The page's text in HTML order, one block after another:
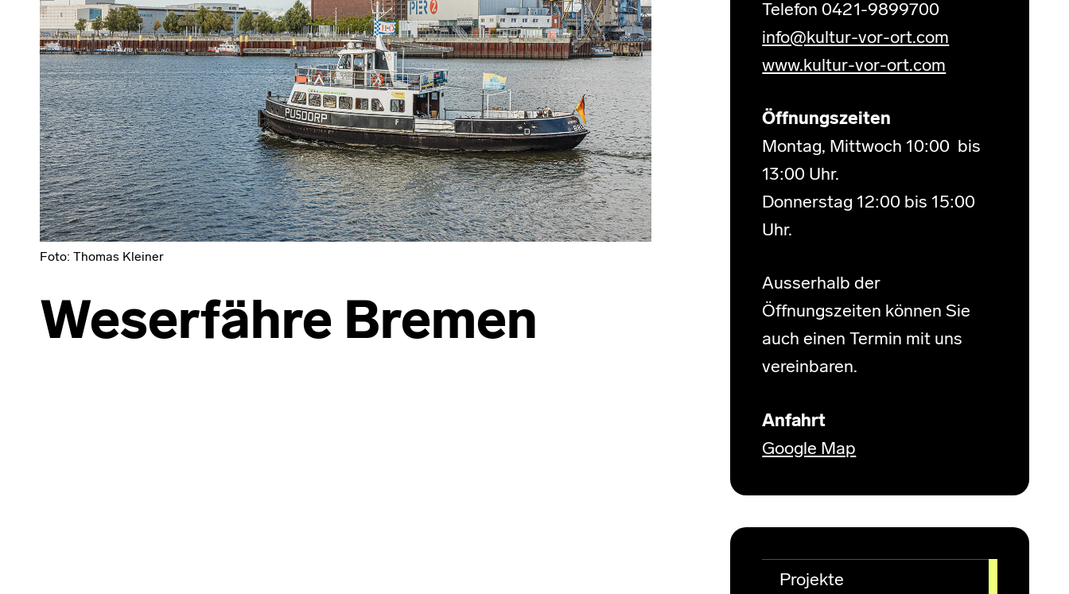
Foto: Thomas Kleiner
Weserfähre Bremen
Telefon 0421-9899700
info@kultur-vor-ort.com
www.kultur-vor-ort.com
Öffnungszeiten
Montag, Mittwoch 10:00 bis
13:00 Uhr.
Donnerstag 12:00 bis 15:00
Uhr.
Ausserhalb der
Öffnungszeiten können Sie
auch einen Termin mit uns
vereinbaren.
Anfahrt
Google Map
Projekte